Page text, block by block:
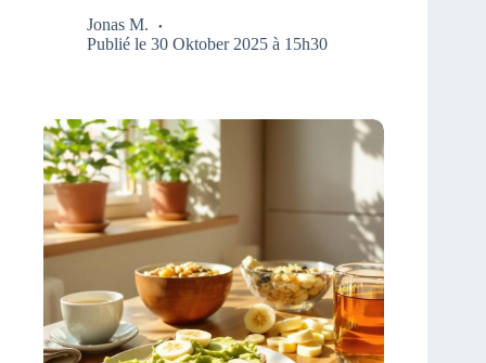
Jonas M.
Publié le 30 Oktober 2025 à 15h30